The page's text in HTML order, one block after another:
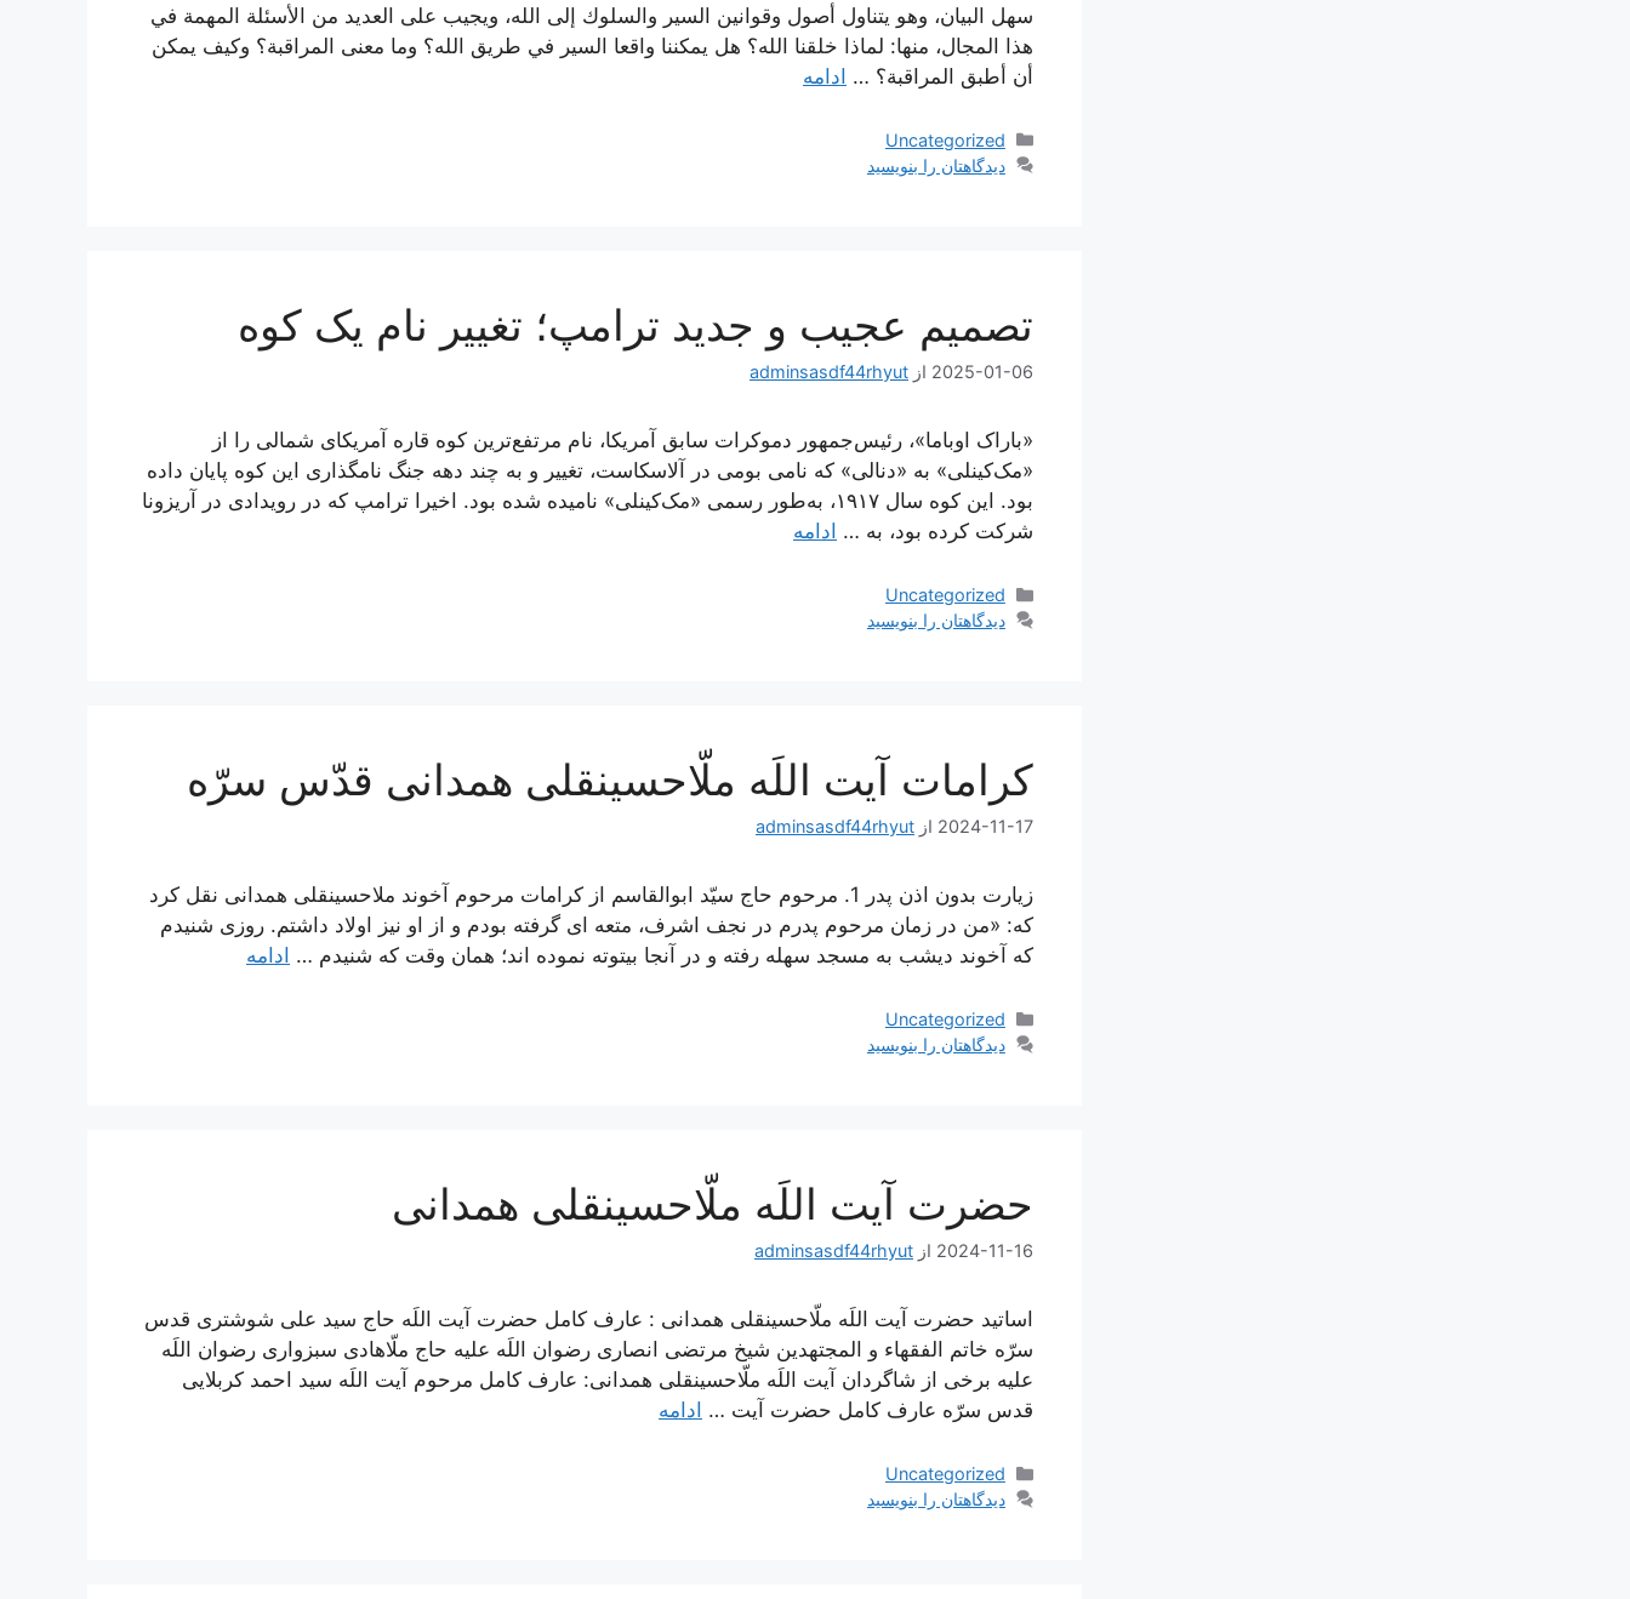
سهل البيان، وهو يتناول أصول وقوانين السير والسلوك إلى الله، ويجيب على العديد من الأسئلة المهمة في
هذا المجال، منها: لماذا خلقنا الله؟ هل يمكننا واقعا السير في طريق الله؟ وما معنى المراقبة؟ وكيف يمكن
أن أطبق المراقبة؟ … ادامه
دسته‌ها
Uncategorized
دیدگاهتان را بنویسید
تصمیم عجیب و جدید ترامپ؛ تغییر نام یک کوه
2025-01-06 از adminsasdf44rhyut
«باراک اوباما»، رئیس‌جمهور دموکرات سابق آمریکا، نام مرتفع‌ترین کوه قاره آمریکای شمالی را از
«مک‌کینلی» به «دنالی» که نامی بومی در آلاسکاست، تغییر و به چند دهه جنگ نامگذاری این کوه پایان داده
بود. این کوه سال ۱۹۱۷، به‌طور رسمی «مک‌کینلی» نامیده شده بود. اخیرا ترامپ که در رویدادی در آریزونا
شرکت کرده بود، به … ادامه
دسته‌ها
Uncategorized
دیدگاهتان را بنویسید
کرامات آیت اللَه ملّاحسینقلی همدانی قدّس سرّه
2024-11-17 از adminsasdf44rhyut
زیارت بدون اذن پدر 1. مرحوم حاج سيّد ابوالقاسم از كرامات مرحوم آخوند ملاحسينقلى همدانى نقل كرد
كه: «من در زمان مرحوم پدرم در نجف اشرف، متعه‏ اى گرفته بودم و از او نيز اولاد داشتم. روزى شنيدم
كه آخوند ديشب به مسجد سهله رفته و در آنجا بيتوته نموده‏ اند؛ همان وقت كه شنيدم … ادامه
دسته‌ها
Uncategorized
دیدگاهتان را بنویسید
حضرت آیت اللَه ملّاحسینقلی همدانی
2024-11-16 از adminsasdf44rhyut
اساتید حضرت آیت اللَه ملّاحسینقلی همدانی : عارف کامل حضرت آیت اللَه حاج سید علی شوشتری قدس
سرّه خاتم الفقهاء و المجتهدین شیخ مرتضی انصاری رضوان اللَه علیه حاج ملّاهادی سبزواری رضوان اللَه
علیه برخی از شاگردان آیت اللَه ملّاحسینقلی همدانی: عارف کامل مرحوم آیت اللَه سيد احمد كربلايى
قدس سرّه عارف کامل حضرت آیت … ادامه
دسته‌ها
Uncategorized
دیدگاهتان را بنویسید